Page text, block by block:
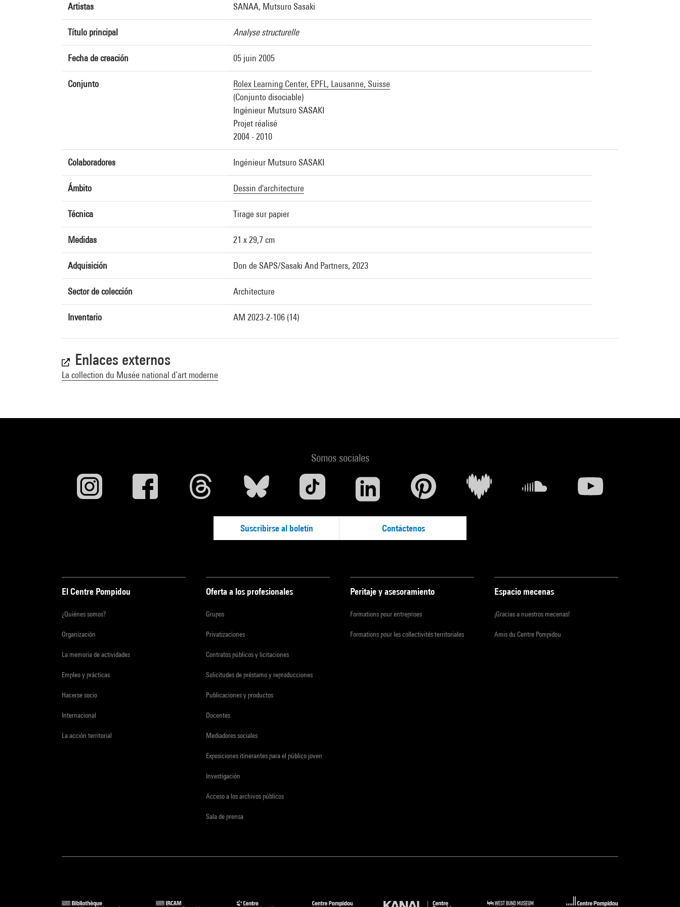
Artistas SANAA, Mutsuro Sasaki
Título principal Analyse structurelle
Fecha de creación 05 juin 2005
Conjunto
Rolex Learning Center, EPFL, Lausanne, Suisse
(Conjunto disociable)
Ingénieur Mutsuro SASAKI
Projet réalisé
2004 - 2010
Colaboradores Ingénieur Mutsuro SASAKI
Ámbito Dessin d'architecture
Técnica Tirage sur papier
Medidas 21 x 29,7 cm
Adquisición Don de SAPS/Sasaki And Partners, 2023
Sector de colección Architecture
Inventario AM 2023-2-106 (14)
Enlaces externos
La collection du Musée national d’art moderne
Somos sociales
Suscribirse al boletín Contáctenos
El Centre Pompidou
¿Quiénes somos?
Organización
La memoria de actividades
Empleo y prácticas
Hacerse socio
Internacional
La acción territorial
Oferta a los profesionales
Grupos
Privatizaciones
Contratos públicos y licitaciones
Solicitudes de préstamo y reproducciones
Publicaciones y productos
Docentes
Mediadores sociales
Exposiciones itinerantes para el público joven
Investigación
Acceso a los archivos públicos
Sala de prensa
Peritaje y asesoramiento
Formations pour entreprises
Formations pour les collectivités territoriales
Espacio mecenas
¡Gracias a nuestros mecenas!
Amis du Centre Pompidou